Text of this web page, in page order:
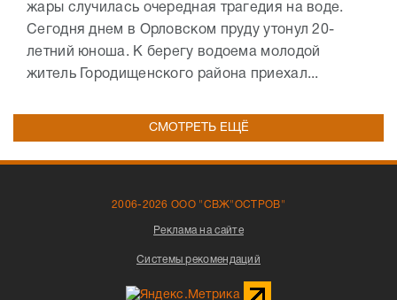
жары случилась очередная трагедия на воде.
Сегодня днем в Орловском пруду утонул 20-
летний юноша. К берегу водоема молодой
житель Городищенского района приехал...
СМОТРЕТЬ ЕЩЁ
2006-2026 ООО "СВЖ"ОСТРОВ"
Реклама на сайте
Системы рекомендаций